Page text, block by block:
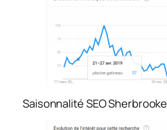
Saisonnalité SEO Sherbrooke